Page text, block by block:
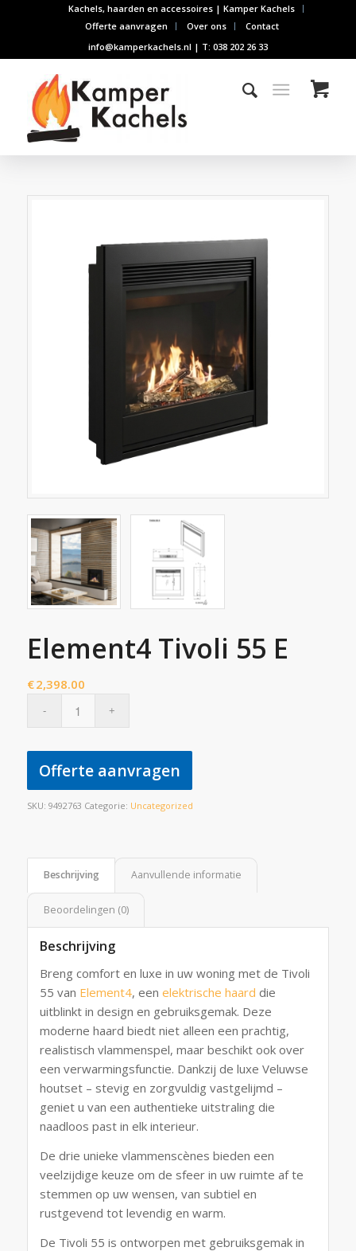
Kachels, haarden en accessoires | Kamper Kachels
Offerte aanvragen
Over ons
Contact
info@kamperkachels.nl | T: 038 202 26 33
Element4 Tivoli 55 E
€2,398.00
Offerte aanvragen
SKU: 9492763 Categorie: Uncategorized
Beschrijving Aanvullende informatie
Beoordelingen (0)
Beschrijving
Breng comfort en luxe in uw woning met de Tivoli
55 van Element4, een elektrische haard die
uitblinkt in design en gebruiksgemak. Deze
moderne haard biedt niet alleen een prachtig,
realistisch vlammenspel, maar beschikt ook over
een verwarmingsfunctie. Dankzij de luxe Veluwse
houtset – stevig en zorgvuldig vastgelijmd –
geniet u van een authentieke uitstraling die
naadloos past in elk interieur.
De drie unieke vlammenscènes bieden een
veelzijdige keuze om de sfeer in uw ruimte af te
stemmen op uw wensen, van subtiel en
rustgevend tot levendig en warm.
De Tivoli 55 is ontworpen met gebruiksgemak in